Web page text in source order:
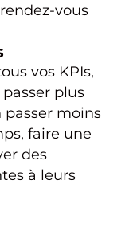
vous
vos KPIs,
plus
passer moins
faire une
des
à leurs